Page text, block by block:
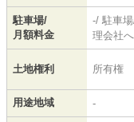
駐車場/
月額料金
-/ 駐車
理会社
土地権利 所有権
用途地域 -